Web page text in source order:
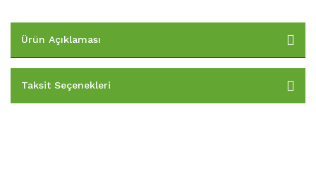
Ürün Açıklaması
Taksit Seçenekleri